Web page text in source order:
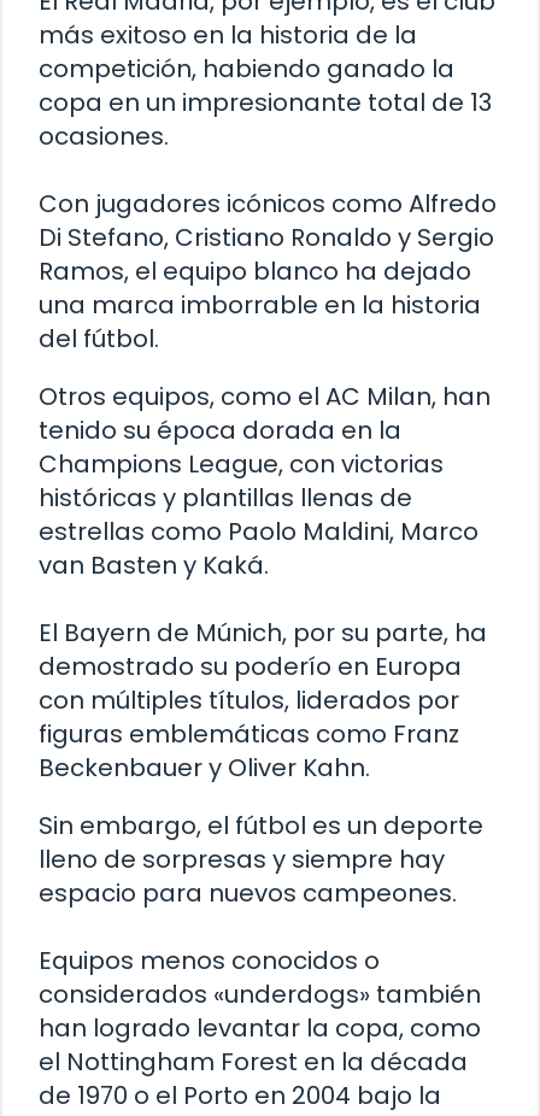
más exitoso en la historia de la
competición, habiendo ganado la
copa en un impresionante total de 13
ocasiones.
Con jugadores icónicos como Alfredo
Di Stefano, Cristiano Ronaldo y Sergio
Ramos, el equipo blanco ha dejado
una marca imborrable en la historia
del fútbol.
Otros equipos, como el AC Milan, han
tenido su época dorada en la
Champions League, con victorias
históricas y plantillas llenas de
estrellas como Paolo Maldini, Marco
van Basten y Kaká.
El Bayern de Múnich, por su parte, ha
demostrado su poderío en Europa
con múltiples títulos, liderados por
figuras emblemáticas como Franz
Beckenbauer y Oliver Kahn.
Sin embargo, el fútbol es un deporte
lleno de sorpresas y siempre hay
espacio para nuevos campeones.
Equipos menos conocidos o
considerados «underdogs» también
han logrado levantar la copa, como
el Nottingham Forest en la década
de 1970 o el Porto en 2004 bajo la